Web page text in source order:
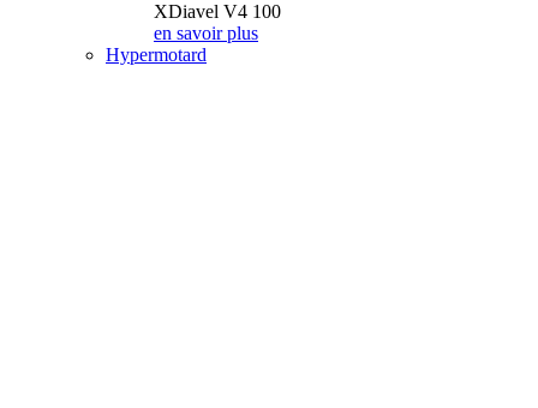
XDiavel V4 100
en savoir plus
Hypermotard